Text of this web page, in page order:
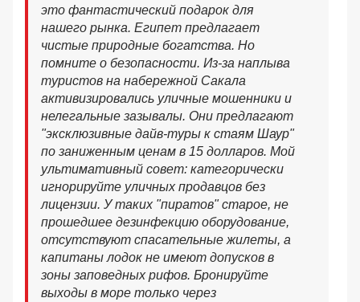
это фантастический подарок для
нашего рынка. Египет предлагает
чистые природные богатства. Но
помните о безопасности. Из-за наплыва
туристов на набережной Сакала
активизировались уличные мошенники и
нелегальные зазывалы. Они предлагают
"эксклюзивные дайв-туры к стаям Шаур"
по заниженным ценам в 15 долларов. Мой
ультимативный совет: категорически
игнорируйте уличных продавцов без
лицензии. У таких "пиратов" старое, не
прошедшее дезинфекцию оборудование,
отсутствуют спасательные жилеты, а
капитаны лодок не имеют допусков в
зоны заповедных рифов. Бронируйте
выходы в море только через